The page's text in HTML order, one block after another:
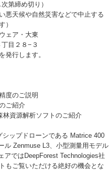
第締め切り）
悪天候や自然災害などで中止する
）
ア・大東
目２８−３
発行します。
度のご説明
ご紹介
林資源解析ソフトのご紹介
ップドローンである Matrice 400
ル Zenmuse L3、小型測量用モデル
アではDeepForest Technologies社
もご覧いただける絶好の機会とな